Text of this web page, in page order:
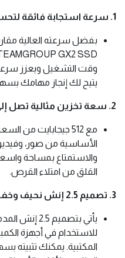
1. سرعة استجابة فائقة لتحسين الأداء
بفضل سرعته العالية
وقت التشغيل ويعزز
يتيح لك إنجاز مهامك
2. سعة تخزين مثالية تصل إلى 512 جيجابايت
مع 512 جيجابايت من
الأساسية من صور،
والاستمتاع بمساحة
القلق من امتلاء القرص.
3. تصميم 2.5 إنش نحيف وخفيف
يأتي بتصميم
للاستخدام في أجهزة
المكتبية. يمكنك تثبيته